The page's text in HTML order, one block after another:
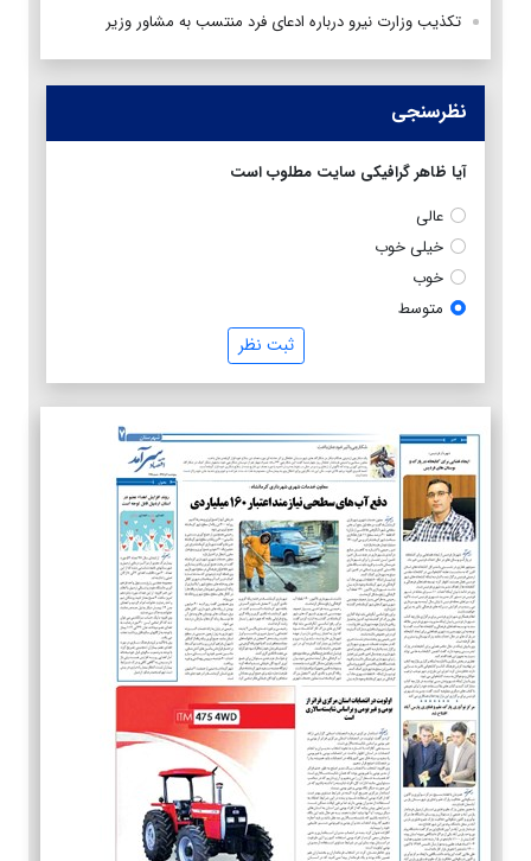
تکذیب وزارت نیرو درباره ادعای فرد منتسب به مشاور وزیر
نظرسنجی
آیا ظاهر گرافیکی سایت مطلوب است
عالی
خیلی خوب
خوب
متوسط
ثبت نظر